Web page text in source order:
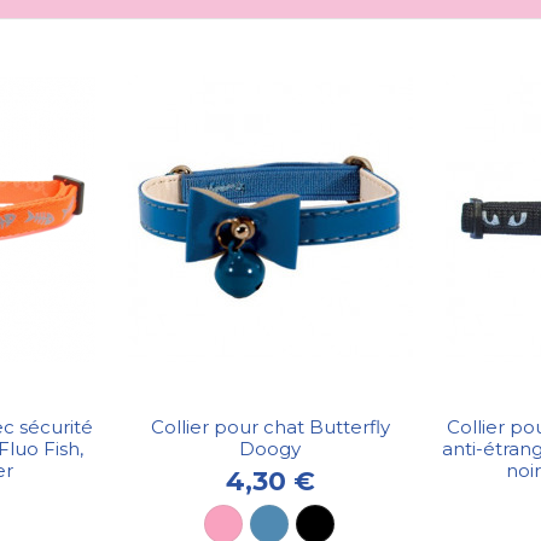
sécurité
Fish,
Collier pour chat Butterfly
Doogy
4,30 €
Collier
anti-